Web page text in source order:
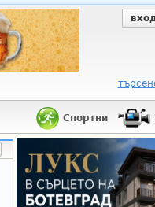
Спортни